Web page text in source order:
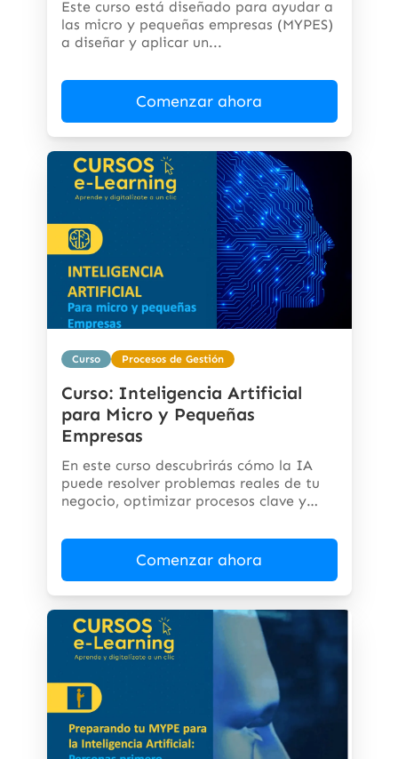
Este curso está diseñado para ayudar a
las micro y pequeñas empresas (MYPES)
a diseñar y aplicar un...
Comenzar ahora
Curso Procesos de Gestión
Curso: Inteligencia Artificial
para Micro y Pequeñas
Empresas
En este curso descubrirás cómo la IA
puede resolver problemas reales de tu
negocio, optimizar procesos clave y
Comenzar ahora